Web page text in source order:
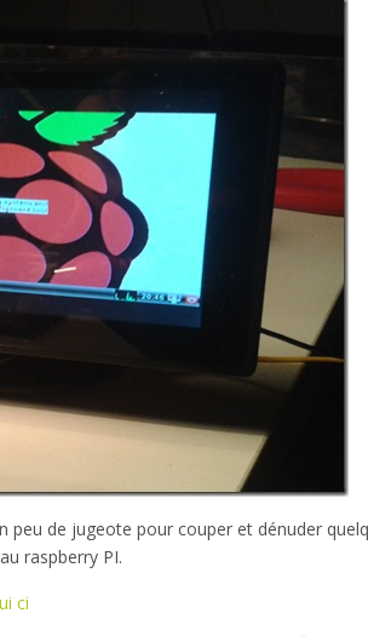
peu de jugeote pour couper et dénuder
raspberry PI.
ci